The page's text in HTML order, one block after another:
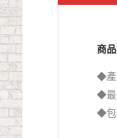
商
◆產
◆最
◆包